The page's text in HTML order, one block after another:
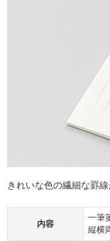
きれいな色の繊細な罫
内容
一筆
縦横